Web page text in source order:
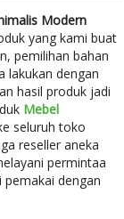
Modern
yang kami buat
pemilihan bahan
lakukan dengan
hasil produk jadi
Mebel
seluruh toko
reseller aneka
permintaa
pemakai dengan